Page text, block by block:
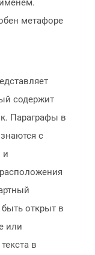
метафоре
содержит
Параграфы в
с
и
открыт в
или
в